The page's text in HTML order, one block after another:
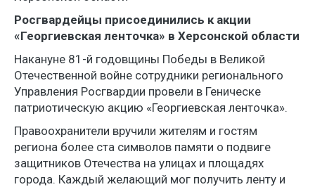
Росгвардейцы присоединились к акции
«Георгиевская ленточка» в Херсонской области
Накануне 81-й годовщины Победы в Великой
Отечественной войне сотрудники регионального
Управления Росгвардии провели в Геническе
патриотическую акцию «Георгиевская ленточка».
Правоохранители вручили жителям и гостям
региона более ста символов памяти о подвиге
защитников Отечества на улицах и площадях
города. Каждый желающий мог получить ленту и